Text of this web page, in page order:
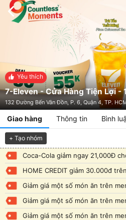
Yêu thích
132 Đường Bến Vân Đồn, P. 6, Quận 4, TP.
Giao hàng Thông tin Bình
+ Tạo nhóm
Coca-Cola giảm ngay 21,000Đ
HOME CREDIT giảm 30.000đ
Giảm giá một số món ăn trên
Giảm giá một số món ăn trên
Giảm giá một số món ăn trên